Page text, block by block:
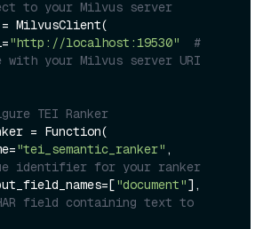
to your Milvus server
MilvusClient(
"http://localhost:19530"
#
with your Milvus server URI
TEI Ranker
= Function(
"tei_semantic_ranker"
identifier for your ranker
input_field_names=[
"document"
field containing text to